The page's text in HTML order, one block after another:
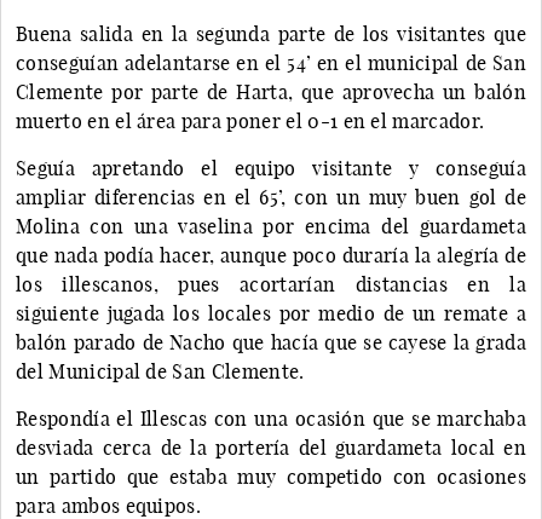
Buena salida en la segunda parte de los visitantes que
conseguían adelantarse en el 54’ en el municipal de San
Clemente por parte de Harta, que aprovecha un balón
muerto en el área para poner el 0-1 en el marcador.
Seguía apretando el equipo visitante y conseguía
ampliar diferencias en el 65’, con un muy buen gol de
Molina con una vaselina por encima del guardameta
que nada podía hacer, aunque poco duraría la alegría de
los illescanos, pues acortarían distancias en la
siguiente jugada los locales por medio de un remate a
balón parado de Nacho que hacía que se cayese la grada
del Municipal de San Clemente.
Respondía el Illescas con una ocasión que se marchaba
desviada cerca de la portería del guardameta local en
un partido que estaba muy competido con ocasiones
para ambos equipos.